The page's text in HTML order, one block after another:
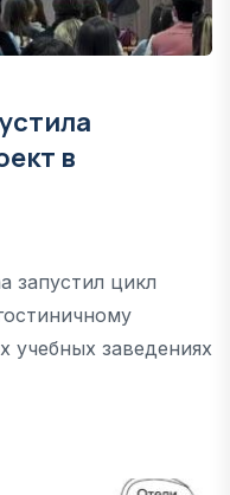
в
запустил цикл
учебных заведениях